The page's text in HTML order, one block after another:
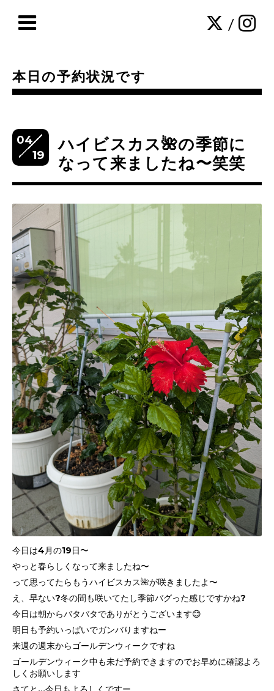
/
本日の予約状況です
04
19
ハイビスカス🌺の季節に
なって来ましたね〜笑笑
今日は4月の19日〜
やっと春らしくなって来ましたね〜
って思ってたらもうハイビスカス🌺が咲きましたよ〜
え、早ない?冬の間も咲いてたし季節バグった感じですかね?
今日は朝からバタバタでありがとうございます😊
明日も予約いっぱいでガンバりますねー
来週の週末からゴールデンウィークですね
ゴールデンウィーク中も未だ予約できますのでお早めに確認よろ
しくお願いします